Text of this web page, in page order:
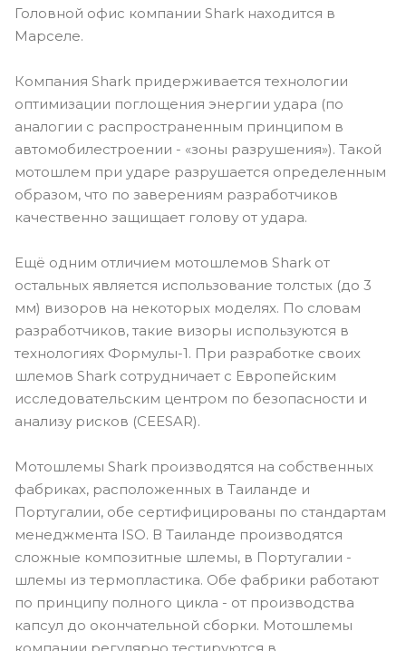
Головной офис компании Shark находится в
Марселе.
Компания Shark придерживается технологии
оптимизации поглощения энергии удара (по
аналогии с распространенным принципом в
автомобилестроении - «зоны разрушения»). Такой
мотошлем при ударе разрушается определенным
образом, что по заверениям разработчиков
качественно защищает голову от удара.
Ещё одним отличием мотошлемов Shark от
остальных является использование толстых (до 3
мм) визоров на некоторых моделях. По словам
разработчиков, такие визоры используются в
технологиях Формулы-1. При разработке своих
шлемов Shark сотрудничает с Европейским
исследовательским центром по безопасности и
анализу рисков (CEESAR).
Мотошлемы Shark производятся на собственных
фабриках, расположенных в Таиланде и
Португалии, обе сертифицированы по стандартам
менеджмента ISO. В Таиланде производятся
сложные композитные шлемы, в Португалии -
шлемы из термопластика. Обе фабрики работают
по принципу полного цикла - от производства
капсул до окончательной сборки. Мотошлемы